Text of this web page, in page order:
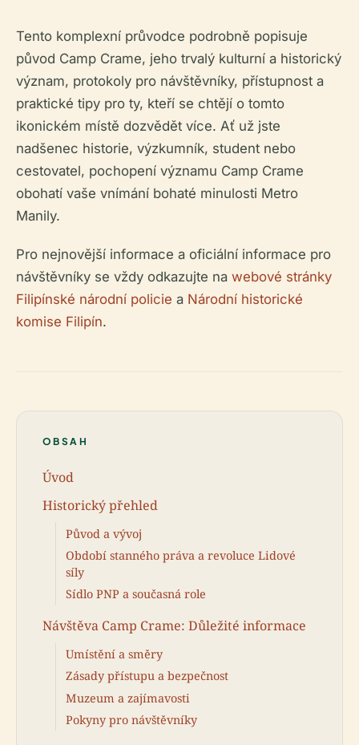
Tento komplexní průvodce podrobně popisuje
původ Camp Crame, jeho trvalý kulturní a historický
význam, protokoly pro návštěvníky, přístupnost a
praktické tipy pro ty, kteří se chtějí o tomto
ikonickém místě dozvědět více. Ať už jste
nadšenec historie, výzkumník, student nebo
cestovatel, pochopení významu Camp Crame
obohatí vaše vnímání bohaté minulosti Metro
Manily.
Pro nejnovější informace a oficiální informace pro
návštěvníky se vždy odkazujte na webové stránky
Filipínské národní policie a Národní historické
komise Filipín.
OBSAH
Úvod
Historický přehled
Původ a vývoj
Období stanného práva a revoluce Lidové
síly
Sídlo PNP a současná role
Návštěva Camp Crame: Důležité informace
Umístění a směry
Zásady přístupu a bezpečnost
Muzeum a zajímavosti
Pokyny pro návštěvníky